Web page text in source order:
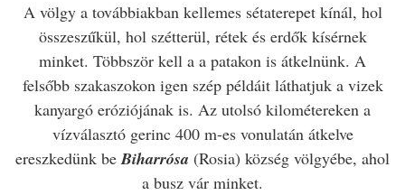
A völgy a továbbiakban kellemes sétaterepet kínál, hol
összeszűkül, hol szétterül, rétek és erdők kísérnek
minket. Többször kell a a patakon is átkelnünk. A
felsőbb szakaszokon igen szép példáit láthatjuk a vizek
kanyargó eróziójának is. Az utolsó kilométereken a
vízválasztó gerinc 400 m-es vonulatán átkelve
ereszkedünk beBiharrósa (Rosia) község völgyébe, ahol
a busz vár minket.